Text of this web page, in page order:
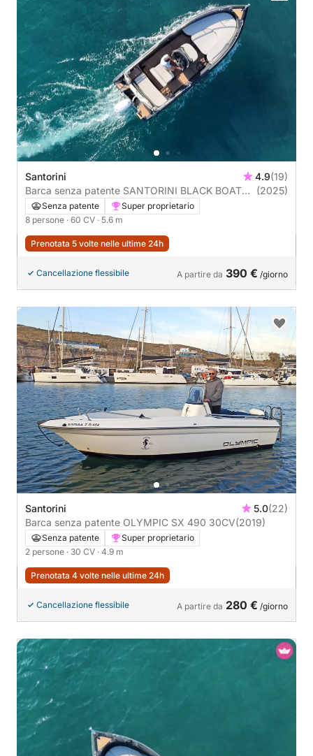
Santorini 4.9(19)
Barca senza patente SANTORINI BLACK BOAT
60CV
(2025)
Senza patente
Super proprietario
8 persone · 60 CV · 5.6 m
Prenotata 5 volte nelle ultime 24h
Cancellazione flessibile A partire da 390 € /giorno
Santorini 5.0(22)
Barca senza patente OLYMPIC SX 490 30CV(2019)
Senza patente
Super proprietario
2 persone · 30 CV · 4.9 m
Prenotata 4 volte nelle ultime 24h
Cancellazione flessibile A partire da 280 € /giorno